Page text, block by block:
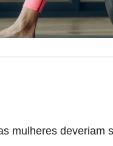
mulheres deveriam